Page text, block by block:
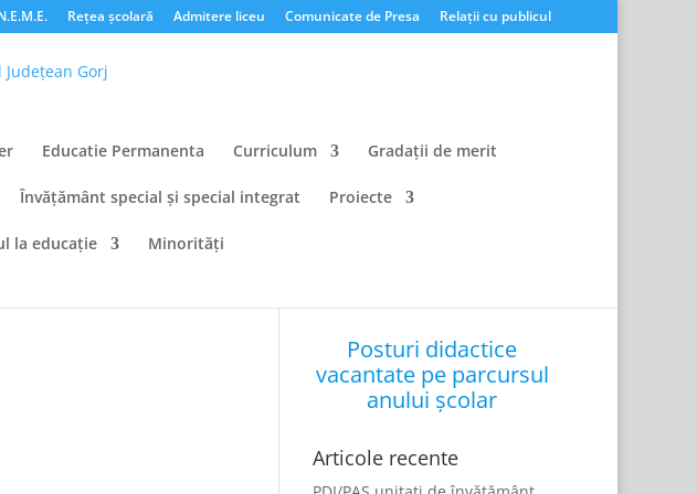
Rețea școlară Admitere liceu Comunicate de Presa Relații cu publicul
Educatie Permanenta Curriculum Gradații de merit
Învățământ special și special integrat Proiecte
la educație Minorități
Posturi didactice
vacantate pe parcursul
anului școlar
Articole recente